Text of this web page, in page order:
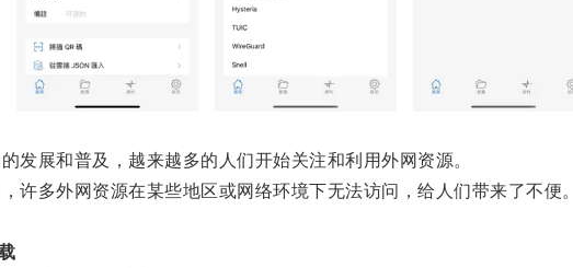
展和普及，越来越多的人们开始关注和利用外网资源。
多外网资源在某些地区或网络环境下无法访问，给人们带来了不便。